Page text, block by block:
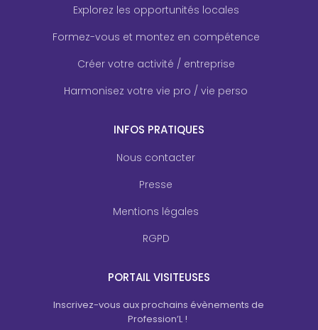
Explorez les opportunités locales
Formez-vous et montez en compétence
Créer votre activité / entreprise
Harmonisez votre vie pro / vie perso
INFOS PRATIQUES
Nous contacter
Presse
Mentions légales
RGPD
PORTAIL VISITEUSES
Inscrivez-vous aux prochains évènements de
Profession’L !